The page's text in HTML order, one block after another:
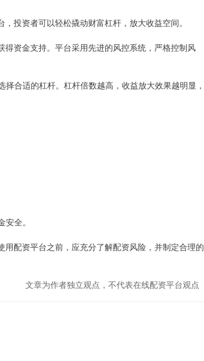
投资者可以轻松撬动财富杠杆，放大收益空间。
资金支持。平台采用先进的风控系统，严格控制风
合适的杠杆。杠杆倍数越高，收益放大效果越明显，
全。
配资平台之前，应充分了解配资风险，并制定合理的
文章为作者独立观点，不代表在线配资平台观点